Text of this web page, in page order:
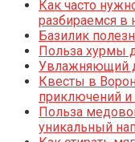
Как часто
разбираемся в
Базилик
Польза хурмы
Увлажняющий
Квесты в
приключений
Польза
уникальный